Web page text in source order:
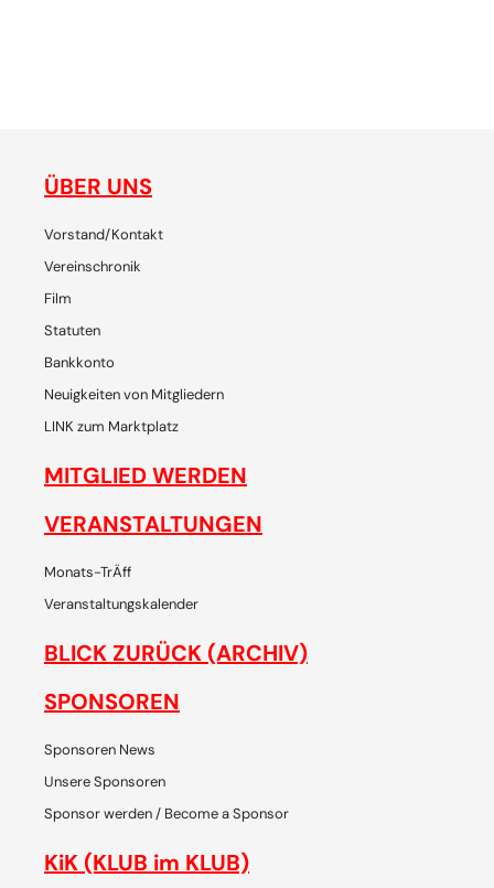
ÜBER UNS
Vorstand/Kontakt
Vereinschronik
Film
Statuten
Bankkonto
Neuigkeiten von Mitgliedern
LINK zum Marktplatz
MITGLIED WERDEN
VERANSTALTUNGEN
Monats-TrÄff
Veranstaltungskalender
BLICK ZURÜCK (ARCHIV)
SPONSOREN
Sponsoren News
Unsere Sponsoren
Sponsor werden / Become a Sponsor
KiK (KLUB im KLUB)